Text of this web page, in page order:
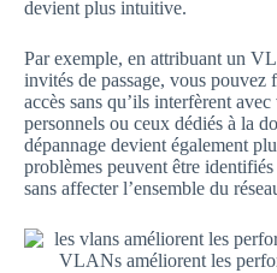
devient plus intuitive.
Par exemple, en attribuant un
invités de passage, vous pouvez
accès sans qu’ils interfèrent
personnels ou ceux dédiés à la
dépannage devient également
problèmes peuvent être
sans affecter l’ensemble du